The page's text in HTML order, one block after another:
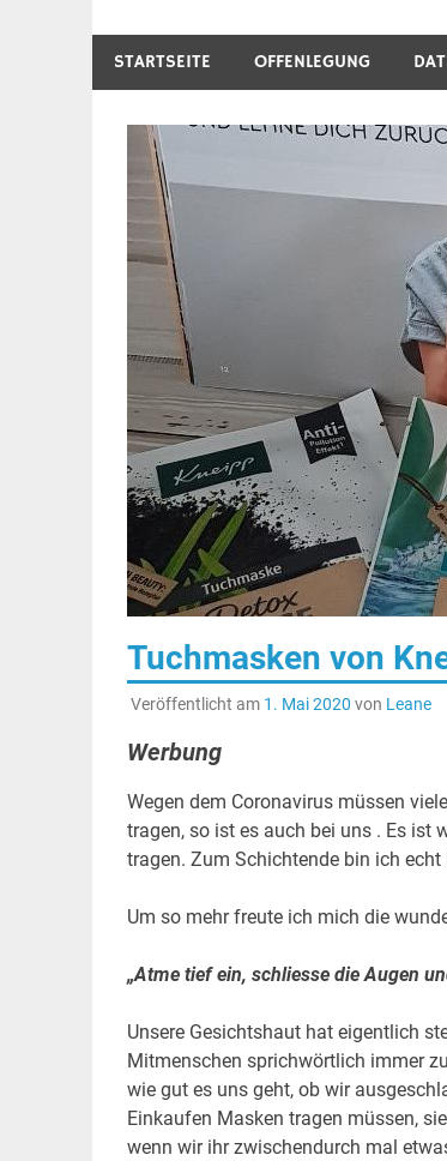
STARTSEITE OFFENLEGUNG
Tuchmasken von
Veröffentlicht am 1. Mai 2020 von Leane
Werbung
Wegen dem Coronavirus müssen
tragen, so ist es auch bei uns . Es ist
tragen. Zum Schichtende bin ich
Um so mehr freute ich mich die
„Atme tief ein, schliesse die Augen
Unsere Gesichtshaut hat eigentlich
Mitmenschen sprichwörtlich immer
wie gut es uns geht, ob wir
Einkaufen Masken tragen müssen,
wenn wir ihr zwischendurch mal